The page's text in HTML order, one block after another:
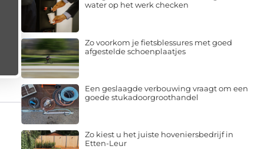
water op het werk checken
Zo voorkom je fietsblessures met goed
afgestelde schoenplaatjes
Een geslaagde verbouwing vraagt om een
goede stukadoorgroothandel
Zo kiest u het juiste hoveniersbedrijf in
Etten-Leur